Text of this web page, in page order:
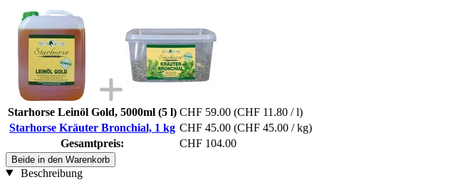
Starhorse Leinöl Gold, 5000ml (5 l) CHF 59.00 (CHF 11.80 / l)
Starhorse Kräuter Bronchial, 1 kg CHF 45.00 (CHF 45.00 / kg)
Gesamtpreis:
CHF 104.00
Beide in den Warenkorb
Beschreibung